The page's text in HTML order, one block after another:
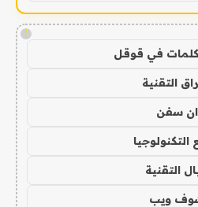
!
في قوقل
التقنية
ان سفن
التكنولوجيا
التقنية
ويب